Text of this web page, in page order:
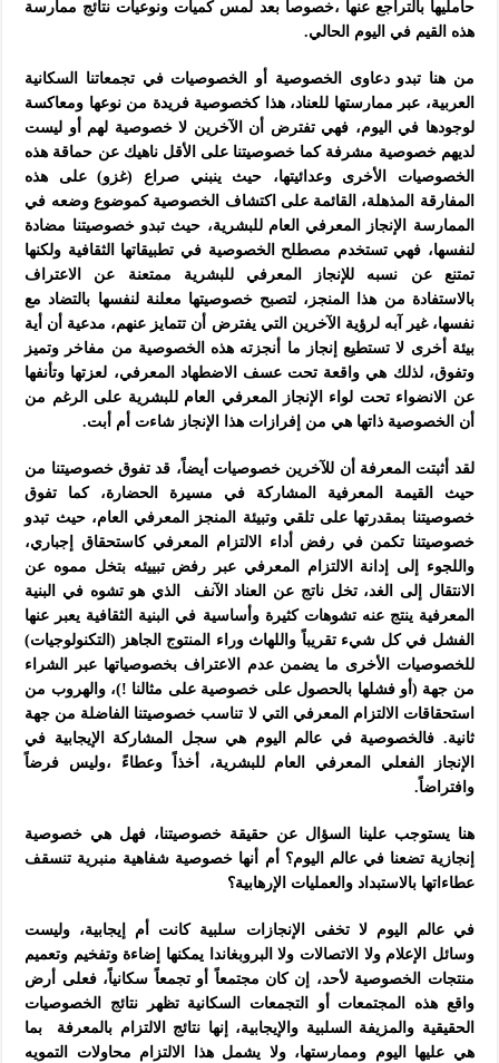
حامليها بالتراجع عنها ،خصوصا بعد لمس كميات ونوعيات نتائج ممارسة
هذه القيم في اليوم الحالي.
من هنا تبدو دعاوى الخصوصية أو الخصوصيات في تجمعاتنا السكانية
العربية، عبر ممارستها للعناد، هذا كخصوصية فريدة من نوعها ومعاكسة
لوجودها في اليوم، فهي تفترض أن الآخرين لا خصوصية لهم أو ليست
لديهم خصوصية مشرفة كما خصوصيتنا على الأقل ناهيك عن حماقة هذه
الخصوصيات الأخرى وعدائيتها، حيث ينبني صراع (غزو) على هذه
المفارقة المذهلة، القائمة على اكتشاف الخصوصية كموضوع وضعه في
الممارسة الإنجاز المعرفي العام للبشرية، حيث تبدو خصوصيتنا مضادة
لنفسها، فهي تستخدم مصطلح الخصوصية في تطبيقاتها الثقافية ولكنها
تمتنع عن نسبه للإنجاز المعرفي للبشرية ممتعنة عن الاعتراف
بالاستفادة من هذا المنجز، لتصبح خصوصيتها معلنة لنفسها بالتضاد مع
نفسها، غير آبه لرؤية الآخرين التي يفترض أن تتمايز عنهم، مدعية أن أية
بيئة أخرى لا تستطيع إنجاز ما أنجزته هذه الخصوصية من مفاخر وتميز
وتفوق، لذلك هي واقعة تحت عسف الاضطهاد المعرفي، لعزتها وتأنفها
عن الانضواء تحت لواء الإنجاز المعرفي العام للبشرية على الرغم من
أن الخصوصية ذاتها هي من إفرازات هذا الإنجاز شاءت أم أبت.
لقد أثبتت المعرفة أن للآخرين خصوصيات أيضاً، قد تفوق خصوصيتنا من
حيث القيمة المعرفية المشاركة في مسيرة الحضارة، كما تفوق
خصوصيتنا بمقدرتها على تلقي وتبيئة المنجز المعرفي العام، حيث تبدو
خصوصيتنا تكمن في رفض أداء الالتزام المعرفي كاستحقاق إجباري،
واللجوء إلى إدانة الالتزام المعرفي عبر رفض تبييئه بتخل مموه عن
الانتقال إلى الغد، تخل ناتج عن العناد الآنف الذي هو تشوه في البنية
المعرفية ينتج عنه تشوهات كثيرة وأساسية في البنية الثقافية يعبر عنها
الفشل في كل شيء تقريباً واللهاث وراء المنتوج الجاهز (التكنولوجيات)
للخصوصيات الأخرى ما يضمن عدم الاعتراف بخصوصياتها عبر الشراء
من جهة (أو فشلها بالحصول على خصوصية على مثالنا !)، والهروب من
استحقاقات الالتزام المعرفي التي لا تناسب خصوصيتنا الفاضلة من جهة
ثانية. فالخصوصية في عالم اليوم هي سجل المشاركة الإيجابية في
الإنجاز الفعلي المعرفي العام للبشرية، أخذاً وعطاءً ،وليس فرضاً
وافتراضاً.
هنا يستوجب علينا السؤال عن حقيقة خصوصيتنا، فهل هي خصوصية
إنجازية تضعنا في عالم اليوم؟ أم أنها خصوصية شفاهية منبرية تنسقف
عطاءاتها بالاستبداد والعمليات الإرهابية؟
في عالم اليوم لا تخفى الإنجازات سلبية كانت أم إيجابية، وليست
وسائل الإعلام ولا الاتصالات ولا البروبغاندا يمكنها إضاءة وتفخيم وتعميم
منتجات الخصوصية لأحد، إن كان مجتمعاً أو تجمعاً سكانياً، فعلى أرض
واقع هذه المجتمعات أو التجمعات السكانية تظهر نتائج الخصوصيات
الحقيقية والمزيفة السلبية والإيجابية، إنها نتائج الالتزام بالمعرفة بما
هي عليها اليوم وممارستها، ولا يشمل هذا الالتزام محاولات التمويه